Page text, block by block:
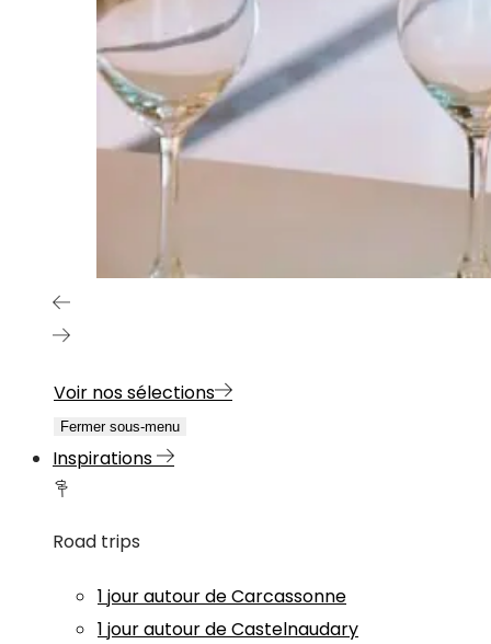
Voir nos sélections
Fermer sous-menu
Inspirations
Road trips
1 jour autour de Carcassonne
1 jour autour de Castelnaudary